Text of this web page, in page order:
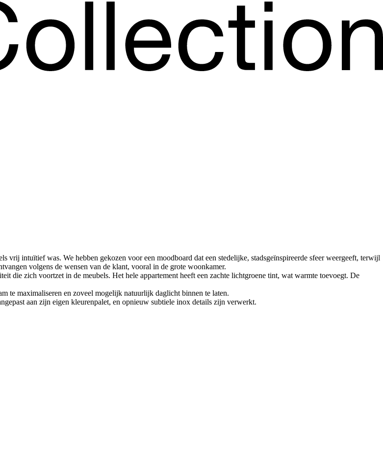
vrij intuïtief was. We hebben gekozen voor een moodboard dat een stedelijke, stadsgeïnspireerde sfeer weergeeft, terwijl
volgens de wensen van de klant, vooral in de grote woonkamer.
die zich voortzet in de meubels. Het hele appartement heeft een zachte lichtgroene tint, wat warmte toevoegt. De
te maximaliseren en zoveel mogelijk natuurlijk daglicht binnen te laten.
aan zijn eigen kleurenpalet, en opnieuw subtiele inox details zijn verwerkt.